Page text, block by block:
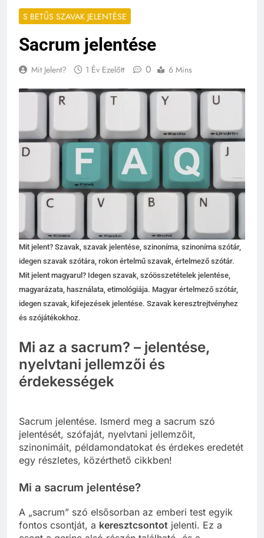
S BETŰS SZAVAK JELENTÉSE
Sacrum jelentése
Mit Jelent? 1 Év Ezelőtt 0 6 Mins
Mit jelent? Szavak, szavak jelentése, szinoníma, szinoníma szótár,
idegen szavak szótára, rokon értelmű szavak, értelmező szótár.
Mit jelent magyarul? Idegen szavak, szóösszetételek jelentése,
magyarázata, használata, etimológiája. Magyar értelmező szótár,
idegen szavak, kifejezések jelentése. Szavak keresztrejtvényhez
és szójátékokhoz.
Mi az a sacrum? – jelentése,
nyelvtani jellemzői és
érdekességek
Sacrum jelentése. Ismerd meg a sacrum szó
jelentését, szófaját, nyelvtani jellemzőit,
szinonimáit, példamondatokat és érdekes eredetét
egy részletes, közérthető cikkben!
Mi a sacrum jelentése?
A „sacrum” szó elsősorban az emberi test egyik
fontos csontját, a keresztcsontot jelenti. Ez a